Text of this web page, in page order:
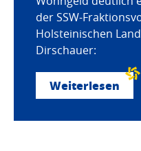
der SSW-
Holsteinischen
Dirschauer:
Weiterlesen